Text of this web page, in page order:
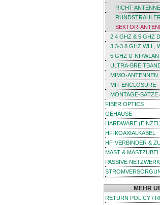
RICHT-
RUNDSTRAHLER
SEKTOR-
2.4 GHZ & 5 GHZ
3.3-3.8 GHZ WLL,
5 GHZ U-NII/WLAN
ULTRA-
MIMO-ANTENNEN
MIT ENCLOSURE
MONTAGE-SÄTZE
FIBER OPTICS
GEHÄUSE
HARDWARE
HF-KOAXIALKABEL
HF-VERBINDER &
MAST &
PASSIVE
MEHR
RETURN POLICY /